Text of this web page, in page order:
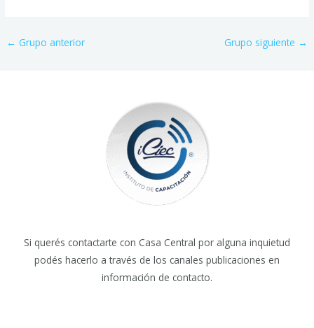
← Grupo anterior Grupo siguiente →
Si querés contactarte con Casa Central por alguna inquietud
podés hacerlo a través de los canales publicaciones en
información de contacto.